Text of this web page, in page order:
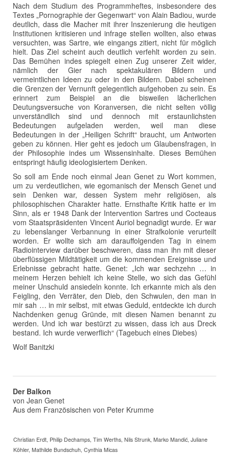
Nach dem Studium des Programmheftes, insbesondere des
Textes „Pornographie der Gegenwart“ von Alain Badiou, wurde
deutlich, dass die Macher mit ihrer Inszenierung die heutigen
Institutionen kritisieren und infrage stellen wollten, also etwas
versuchten, was Sartre, wie eingangs zitiert, nicht für möglich
hielt. Das Ziel scheint auch deutlich verfehlt worden zu sein.
Das Bemühen indes spiegelt einen Zug unserer Zeit wider,
nämlich der Gier nach spektakulären Bildern und
vermeintlichen Ideen zu oder in den Bildern. Dabei scheinen
die Grenzen der Vernunft gelegentlich aufgehoben zu sein. Es
erinnert zum Beispiel an die bisweilen lächerlichen
Deutungsversuche von Koranversen, die nicht selten völlig
unverständlich sind und dennoch mit erstaunlichsten
Bedeutungen aufgeladen werden, weil man diese
Bedeutungen in der „Heiligen Schrift“ braucht, um Antworten
geben zu können. Hier geht es jedoch um Glaubensfragen, in
der Philosophie indes um Wissensinhalte. Dieses Bemühen
entspringt häufig ideologisiertem Denken.
So soll am Ende noch einmal Jean Genet zu Wort kommen,
um zu verdeutlichen, wie egomanisch der Mensch Genet und
sein Denken war, dessen System mehr religiösen, als
philosophischen Charakter hatte. Ernsthafte Kritik hatte er im
Sinn, als er 1948 Dank der Intervention Sartres und Cocteaus
vom Staatspräsidenten Vincent Auriol begnadigt wurde. Er war
zu lebenslanger Verbannung in einer Strafkolonie verurteilt
worden. Er wollte sich am darauffolgenden Tag in einem
Radiointerview darüber beschweren, dass man ihn mit dieser
überflüssigen Mildtätigkeit um die kommenden Ereignisse und
Erlebnisse gebracht hatte. Genet: „Ich war sechzehn … in
meinem Herzen behielt ich keine Stelle, wo sich das Gefühl
meiner Unschuld ansiedeln konnte. Ich erkannte mich als den
Feigling, den Verräter, den Dieb, den Schwulen, den man in
mir sah … in mir selbst, mit etwas Geduld, entdeckte ich durch
Nachdenken genug Gründe, mit diesen Namen benannt zu
werden. Und ich war bestürzt zu wissen, dass ich aus Dreck
bestand. Ich wurde verwerflich“ (Tagebuch eines Diebes)
Wolf Banitzki
Der Balkon
von Jean Genet
Aus dem Französischen von Peter Krumme
Christian Erdt, Philip Dechamps, Tim Werths, Nils Strunk, Marko Mandić, Juliane
Köhler, Mathilde Bundschuh, Cynthia Micas